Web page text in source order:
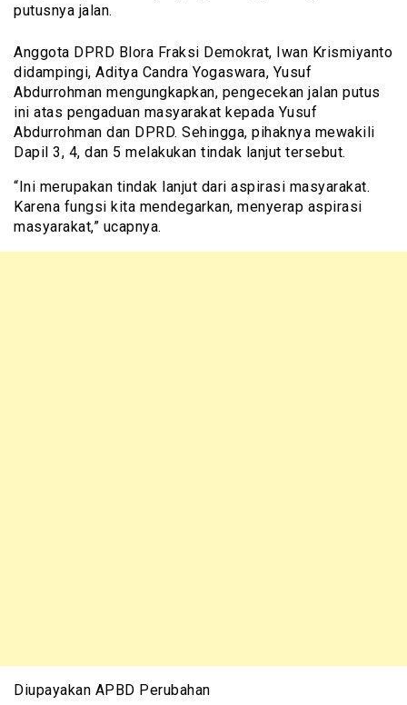
putusnya jalan.
Anggota DPRD Blora Fraksi Demokrat, Iwan Krismiyanto
didampingi, Aditya Candra Yogaswara, Yusuf
Abdurrohman mengungkapkan, pengecekan jalan putus
ini atas pengaduan masyarakat kepada Yusuf
Abdurrohman dan DPRD. Sehingga, pihaknya mewakili
Dapil 3, 4, dan 5 melakukan tindak lanjut tersebut.
“Ini merupakan tindak lanjut dari aspirasi masyarakat.
Karena fungsi kita mendegarkan, menyerap aspirasi
masyarakat,” ucapnya.
Diupayakan APBD Perubahan